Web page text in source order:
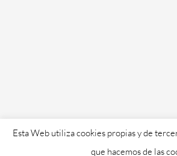
Esta Web utiliza cookies propias y de
que hacemos de las